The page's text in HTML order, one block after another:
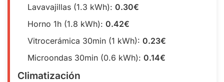
Lavavajillas (1.3 kWh): 0.30€
Horno 1h (1.8 kWh): 0.42€
Vitrocerámica 30min (1 kWh): 0.23€
Microondas 30min (0.6 kWh): 0.14€
Climatización